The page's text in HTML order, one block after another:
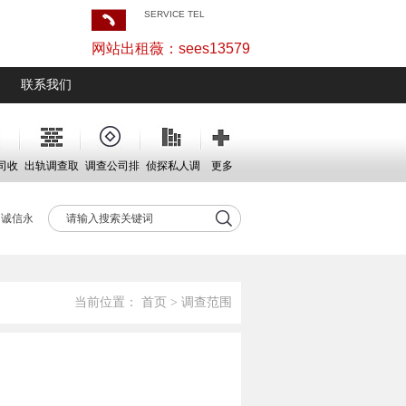
SERVICE TEL
网站出租薇：sees13579
联系我们
收 出轨调查取 调查公司排 侦探私人调 更多
永远不变。
当前位置： 首页 > 调查范围